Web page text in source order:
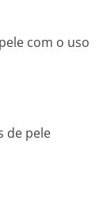
com o uso
de pele